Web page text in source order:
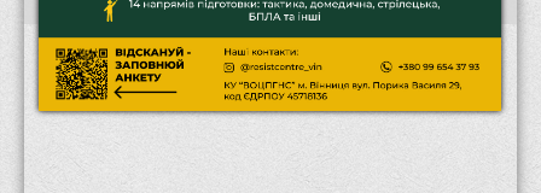
Історія інституту
Інститут сьогодні
Місія та цілі
Публічна інформація